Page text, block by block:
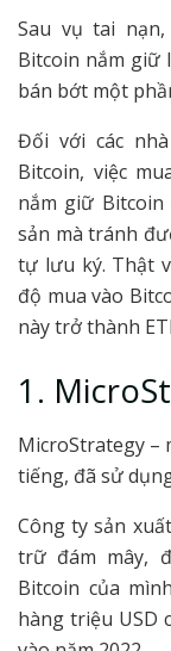
Sau vụ tai
Bitcoin nắm giữ
bán bớt một
Đối với các
Bitcoin, việc
nắm giữ
sản mà tránh
tự lưu ký. Thật
độ mua vào
này trở thành
1.
MicroStrategy –
tiếng, đã sử
Công ty sản
trữ đám mây,
Bitcoin của
hàng triệu USD